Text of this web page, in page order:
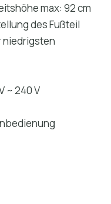
max: 92 cm
des Fußteil
niedrigsten
~ 240 V